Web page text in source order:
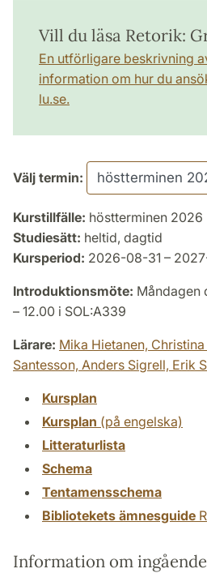
Vill du läsa Retorik:
En utförligare beskrivning
information om hur du
lu.se.
Välj termin:
Kurstillfälle: höstterminen 2026
Studiesätt: heltid, dagtid
Kursperiod: 2026-08-31 –
Introduktionsmöte: Måndagen
– 12.00 i SOL:A339
Lärare: Mika Hietanen,
Santesson, Anders Sigrell, Erik
Kursplan
Kursplan (på engelska)
Litteraturlista
Schema
Tentamensschema
Bibliotekets ämnesguide
Information om